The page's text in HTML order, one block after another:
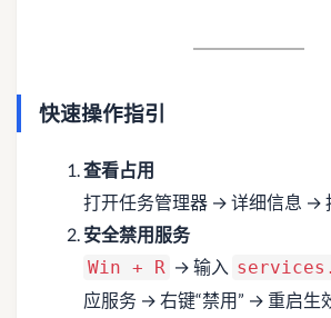
快速操作指引
查看占用
打开任务管理器 → 详细信息 →
安全禁用服务
Win + R → 输入
应服务 → 右键“禁用” → 重启生